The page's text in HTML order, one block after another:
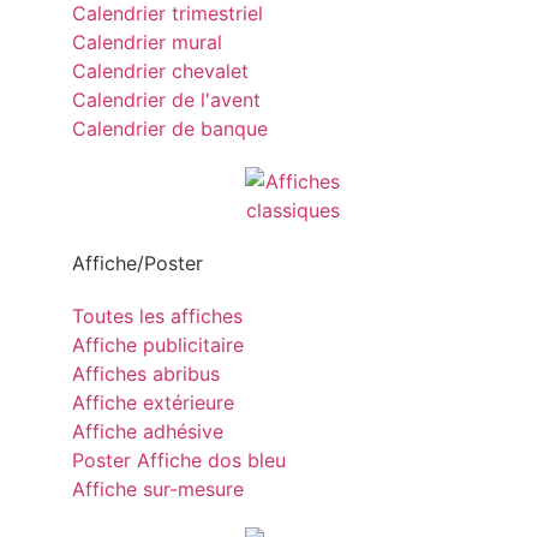
Calendrier trimestriel
Calendrier mural
Calendrier chevalet
Calendrier de l'avent
Calendrier de banque
Affiche/Poster
Toutes les affiches
Affiche publicitaire
Affiches abribus
Affiche extérieure
Affiche adhésive
Poster Affiche dos bleu
Affiche sur-mesure